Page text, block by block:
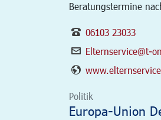
Beratungstermine
06103 23033
Elternservice@t-
Politik
Europa-Union